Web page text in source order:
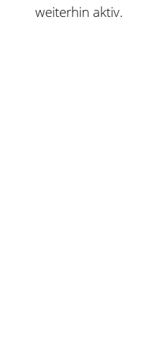
weiterhin aktiv.